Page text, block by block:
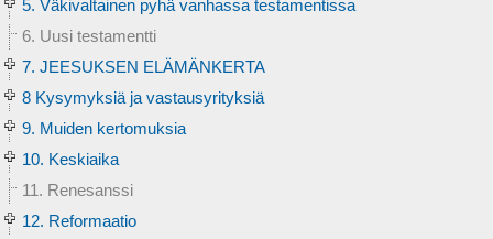
5. Väkivaltainen pyhä vanhassa testamentissa
6. Uusi testamentti
7. JEESUKSEN ELÄMÄNKERTA
8 Kysymyksiä ja vastausyrityksiä
9. Muiden kertomuksia
10. Keskiaika
11. Renesanssi
12. Reformaatio